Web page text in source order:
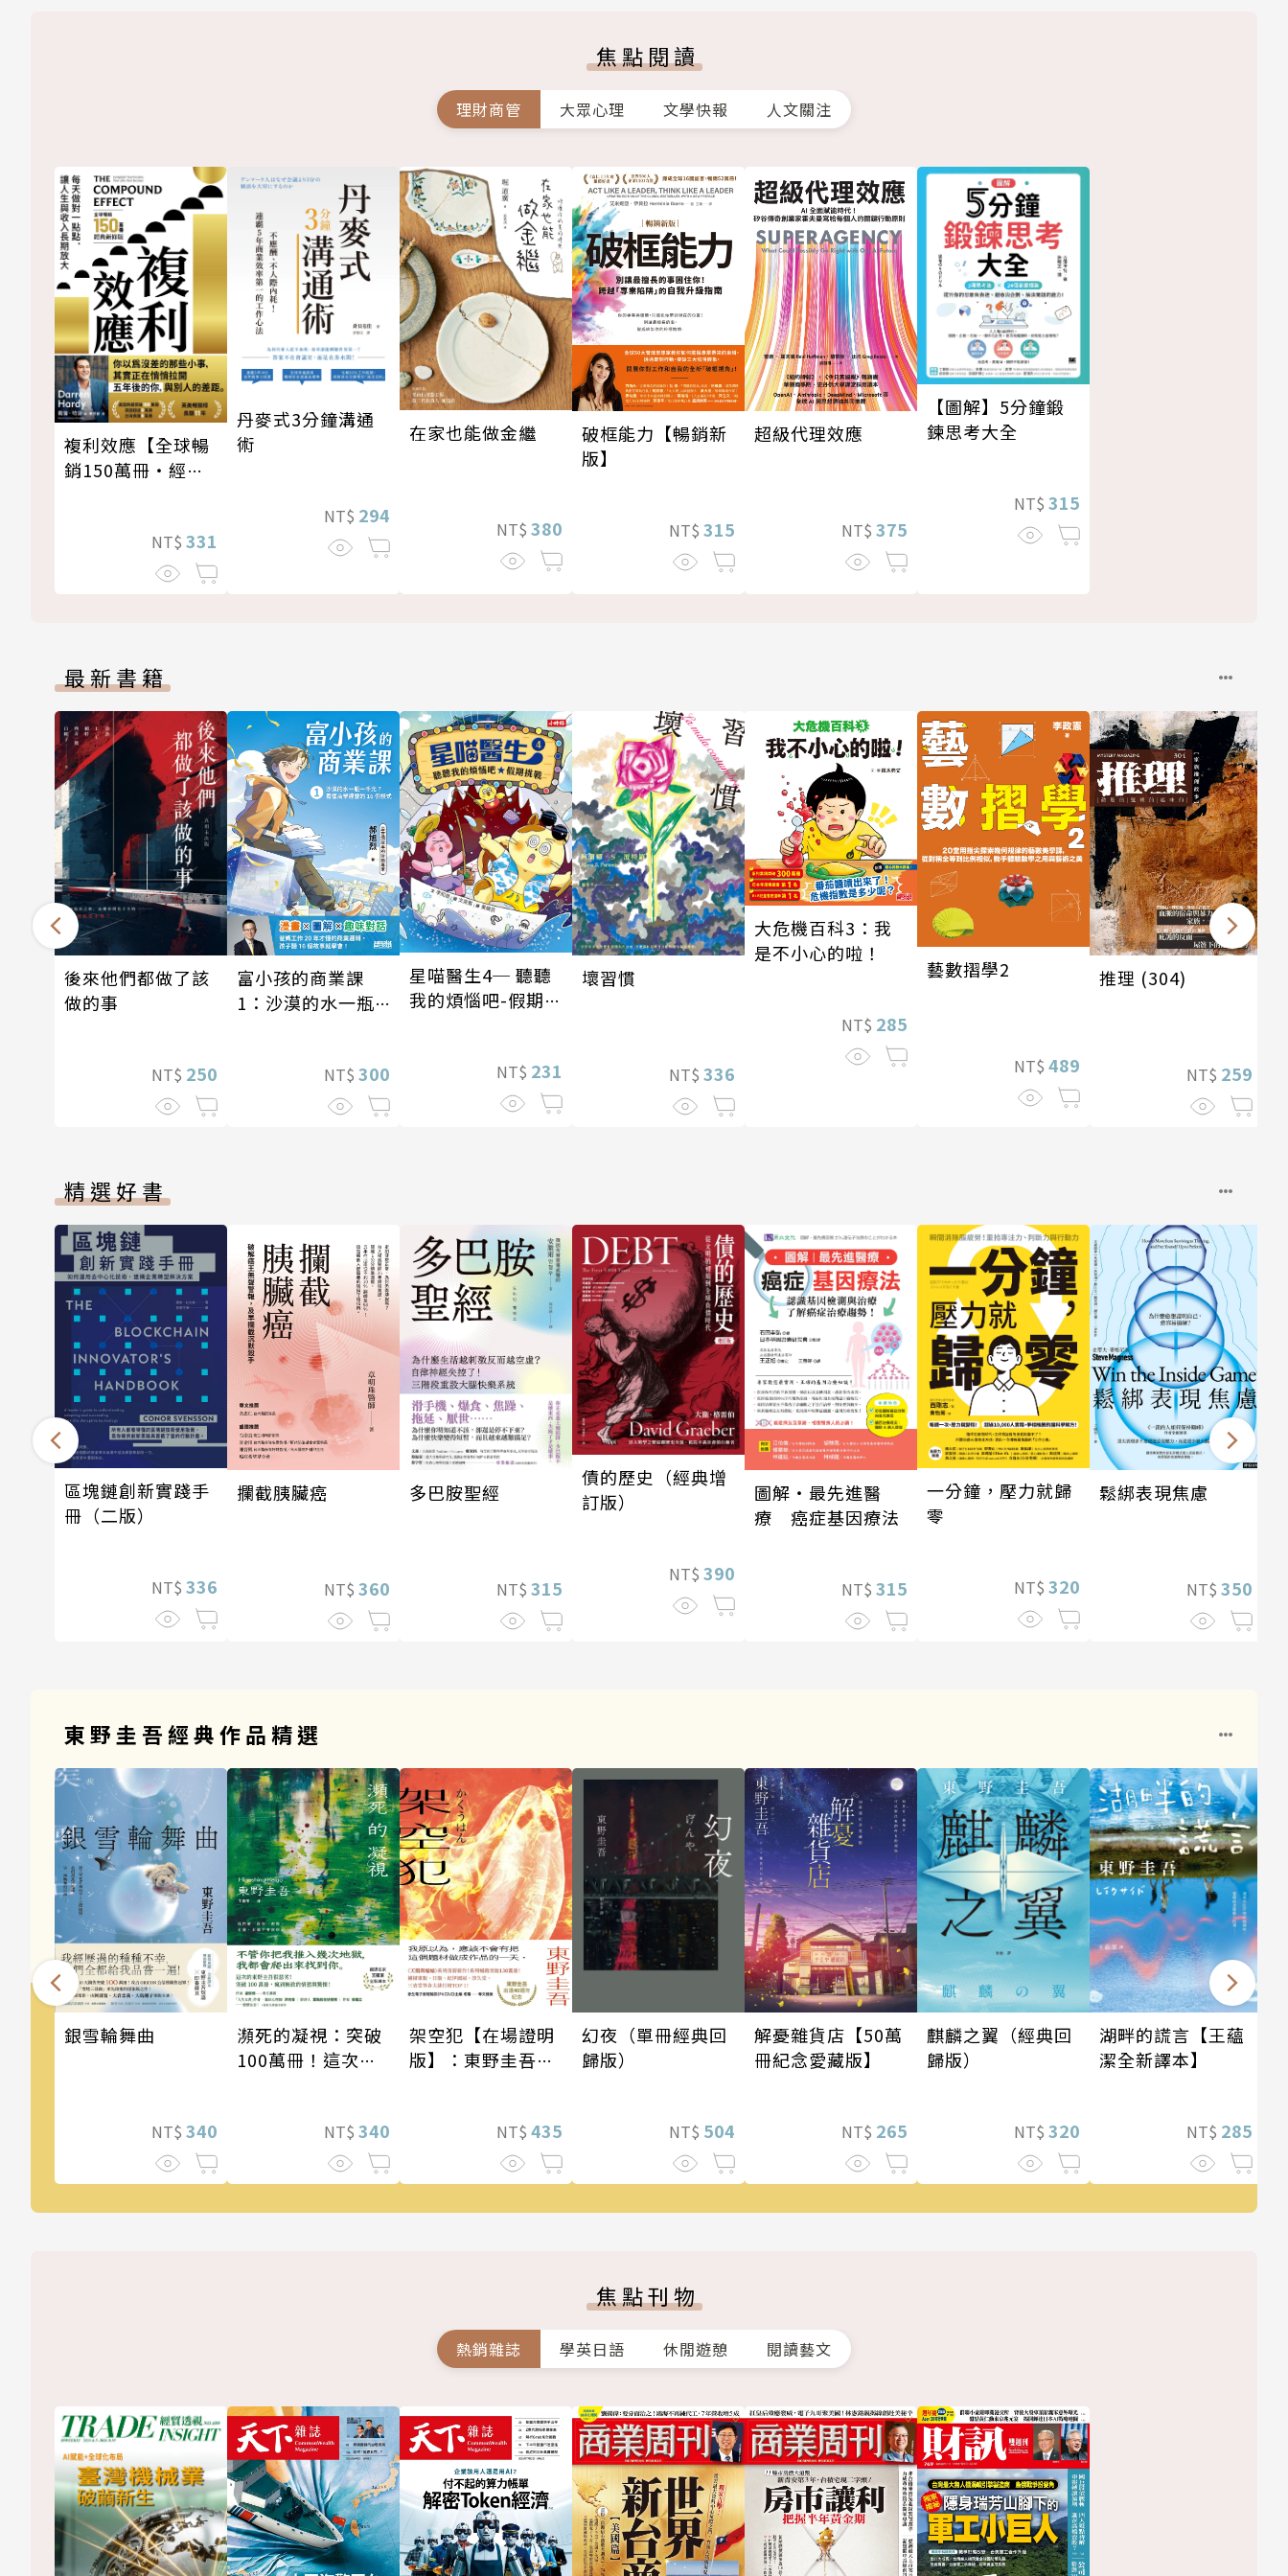
焦點閱讀
理財商管 大眾心理 文學快報 人文關注
複利效應【全球暢
銷150萬冊・經典
NT$ 331
丹麥式3分鐘溝通
術
NT$ 294
在家也能做金繼
NT$ 380
破框能力【暢銷新
版】
NT$ 315
超級代理效應
NT$ 375
【圖解】5分鐘鍛
鍊思考大全
NT$ 315
最新書籍
後來他們都做了該
做的事
NT$ 250
富小孩的商業課
1：沙漠的水一瓶
NT$ 300
星喵醫生4─ 聽聽
我的煩惱吧-假期挑
NT$ 231
壞習慣
NT$ 336
大危機百科3：我
是不小心的啦！
NT$ 285
藝數摺學2
NT$ 489
推理 (304)
NT$ 259
精選好書
區塊鏈創新實踐手
冊（二版）
NT$ 336
攔截胰臟癌
NT$ 360
多巴胺聖經
NT$ 315
債的歷史（經典增
訂版）
NT$ 390
圖解‧最先進醫
療 癌症基因療法
NT$ 315
一分鐘，壓力就歸
零
NT$ 320
鬆綁表現焦慮
NT$ 350
東野圭吾經典作品精選
銀雪輪舞曲
NT$ 340
瀕死的凝視：突破
100萬冊！這次的
NT$ 340
架空犯【在場證明
版】：東野圭吾出
列重磅新作！
NT$ 435
幻夜（單冊經典回
歸版）
NT$ 504
解憂雜貨店【50萬
冊紀念愛藏版】
NT$ 265
麒麟之翼（經典回
歸版）
NT$ 320
湖畔的謊言【王蘊
潔全新譯本】
NT$ 285
焦點刊物
熱銷雜誌 學英日語 休閒遊憩 閱讀藝文